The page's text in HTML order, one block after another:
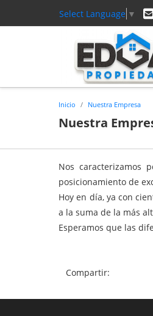
Select Language ▼
Inicio Nuestra Empresa
Nuestra
Nos caracterizamos
posicionamiento de
Hoy en día, ya con
a la suma de la más
Esperamos que las
Compartir: